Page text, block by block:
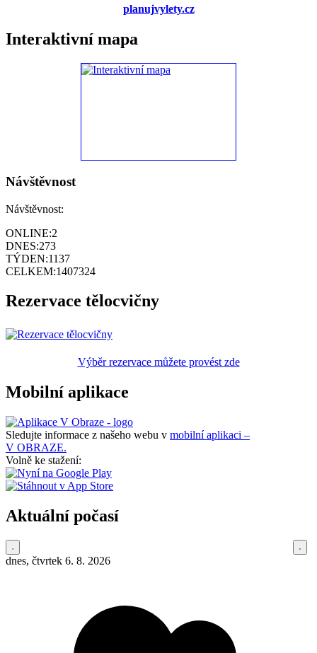
planujvylety.cz
Interaktivní mapa
Návštěvnost
Návštěvnost:
ONLINE:2
DNES:273
TÝDEN:1137
CELKEM:1407324
Rezervace tělocvičny
Výběr rezervace můžete provést zde
Mobilní aplikace
Sledujte informace z našeho webu v mobilní aplikaci –
V OBRAZE.
Volně ke stažení:
Aktuální počasí
dnes, čtvrtek 6. 8. 2026